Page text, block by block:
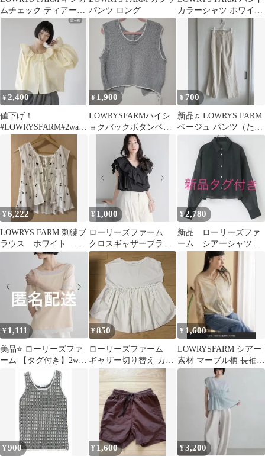
ムチェック ティアード
ロングスカート
パンツ ロング
カラーシャツ ホワイト
¥2,400
値下げ！
#LOWRYSFARM#2way
フリルブラウス
¥ 1,900
LOWRYSFARMハイシ
ョクバックボタンベス
¥ 700
新品♫ LOWRYS FARM
ベージュ パンツ（たく
さんの皺）
¥6,222
LOWRYS FARM 刺繍ブ
ラウス ホワイト 試
着のみ
¥ 1,000
ローリーズファーム
クロスギャザーブラウ
スフレンチスリーブ
¥2,780
新品 ローリーズファ
ーム シアーシャツ
チャコールグレー シ
ョート丈
¥ 1,111
美品⭐️ ローリーズファ
ーム 【タグ付き】2way
レイヤード
¥850
ローリーズファーム
ギャザー切り替え カッ
トソー ホワイト
¥ 1,600
LOWRYSFARM シアー
素材 マーブル柄 長袖ト
ップス
¥900 ¥ 1,600 ¥3,200